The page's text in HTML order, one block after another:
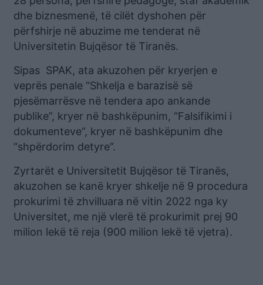
dhe biznesmenë, të cilët dyshohen për
përfshirje në abuzime me tenderat në
Universitetin Bujqësor të Tiranës.
Sipas SPAK, ata akuzohen për kryerjen e
veprës penale “Shkelja e barazisë së
pjesëmarrësve në tendera apo ankande
publike”, kryer në bashkëpunim, “Falsifikimi i
dokumenteve”, kryer në bashkëpunim dhe
“shpërdorim detyre”.
Zyrtarët e Universitetit Bujqësor të Tiranës,
akuzohen se kanë kryer shkelje në 9 procedura
prokurimi të zhvilluara në vitin 2022 nga ky
Universitet, me një vlerë të prokurimit prej 90
milion lekë të reja (900 milion lekë të vjetra).